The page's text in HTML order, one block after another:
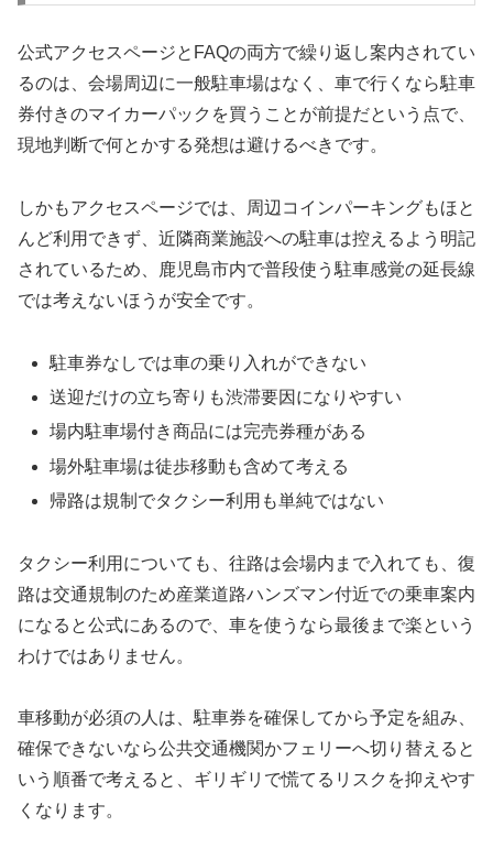
公式アクセスページとFAQの両方で繰り返し案内されてい
るのは、会場周辺に一般駐車場はなく、車で行くなら駐車
券付きのマイカーパックを買うことが前提だという点で、
現地判断で何とかする発想は避けるべきです。
しかもアクセスページでは、周辺コインパーキングもほと
んど利用できず、近隣商業施設への駐車は控えるよう明記
されているため、鹿児島市内で普段使う駐車感覚の延長線
では考えないほうが安全です。
駐車券なしでは車の乗り入れができない
送迎だけの立ち寄りも渋滞要因になりやすい
場内駐車場付き商品には完売券種がある
場外駐車場は徒歩移動も含めて考える
帰路は規制でタクシー利用も単純ではない
タクシー利用についても、往路は会場内まで入れても、復
路は交通規制のため産業道路ハンズマン付近での乗車案内
になると公式にあるので、車を使うなら最後まで楽という
わけではありません。
車移動が必須の人は、駐車券を確保してから予定を組み、
確保できないなら公共交通機関かフェリーへ切り替えると
いう順番で考えると、ギリギリで慌てるリスクを抑えやす
くなります。